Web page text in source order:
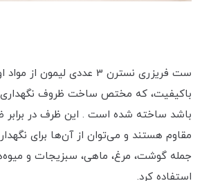
ست فریزری نسترن 3 عددی لیمون
باکیفیت، که مختص ساخت ظروف نگهداری
باشد ساخته شده‌ است . این ظرف در
مقاوم هستند و می‌توان از آن‌ها برای
جمله گوشت، مرغ، ماهی، سبزیجات و
استفاده کرد.